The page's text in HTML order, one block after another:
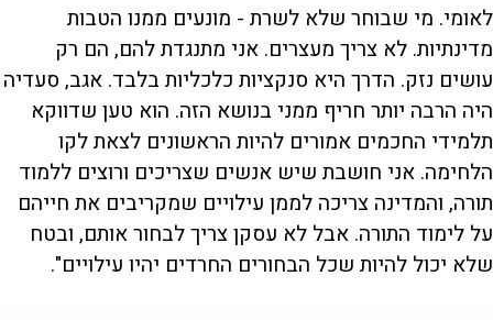
לאומי. מי שבוחר שלא לשרת - מונעים ממנו הטבות
מדינתיות. לא צריך מעצרים. אני מתנגדת להם, הם רק
עושים נזק. הדרך היא סנקציות כלכליות בלבד. אגב, סעדיה
היה הרבה יותר חריף ממני בנושא הזה. הוא טען שדווקא
תלמידי החכמים אמורים להיות הראשונים לצאת לקו
הלחימה. אני חושבת שיש אנשים שצריכים ורוצים ללמוד
תורה, והמדינה צריכה לממן עילויים שמקריבים את חייהם
על לימוד התורה. אבל לא עסקן צריך לבחור אותם, ובטח
שלא יכול להיות שכל הבחורים החרדים יהיו עילויים".